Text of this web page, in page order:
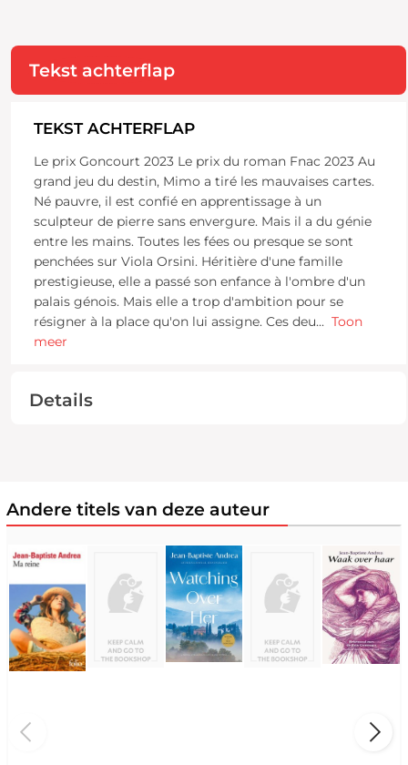
Tekst achterflap
TEKST ACHTERFLAP
Le prix Goncourt 2023 Le prix du roman Fnac 2023 Au
grand jeu du destin, Mimo a tiré les mauvaises cartes.
Né pauvre, il est confié en apprentissage à un
sculpteur de pierre sans envergure. Mais il a du génie
entre les mains. Toutes les fées ou presque se sont
penchées sur Viola Orsini. Héritière d'une famille
prestigieuse, elle a passé son enfance à l'ombre d'un
palais génois. Mais elle a trop d'ambition pour se
résigner à la place qu'on lui assigne. Ces deu... Toon
meer
Details
Andere titels van deze auteur